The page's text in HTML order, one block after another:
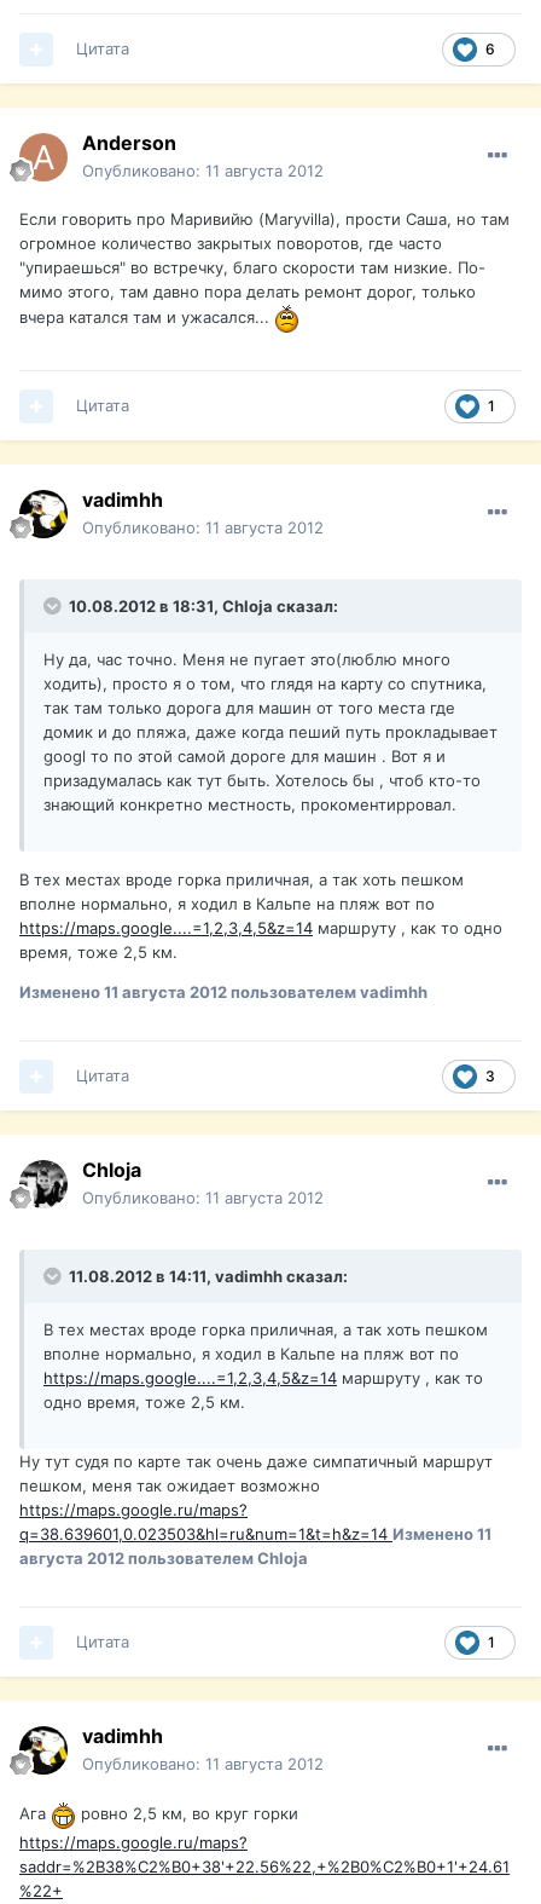
6
Цитата
Anderson
Опубликовано: 11 августа 2012
Если говорить про Маривийю (Maryvilla), прости Саша, но там
огромное количество закрытых поворотов, где часто
"упираешься" во встречку, благо скорости там низкие. По-
мимо этого, там давно пора делать ремонт дорог, только
вчера катался там и ужасался...
1
Цитата
vadimhh
Опубликовано: 11 августа 2012
10.08.2012 в 18:31, Chloja сказал:
Ну да, час точно. Меня не пугает это(люблю много
ходить), просто я о том, что глядя на карту со спутника,
так там только дорога для машин от того места где
домик и до пляжа, даже когда пеший путь прокладывает
googl то по этой самой дороге для машин . Вот я и
призадумалась как тут быть. Хотелось бы , чтоб кто-то
знающий конкретно местность, прокоментирровал.
В тех местах вроде горка приличная, а так хоть пешком
вполне нормально, я ходил в Кальпе на пляж вот по
https://maps.google....=1,2,3,4,5&z=14 маршруту , как то одно
время, тоже 2,5 км.
Изменено11 августа 2012пользователем vadimhh
3
Цитата
Chloja
Опубликовано: 11 августа 2012
11.08.2012 в 14:11, vadimhh сказал:
В тех местах вроде горка приличная, а так хоть пешком
вполне нормально, я ходил в Кальпе на пляж вот по
https://maps.google....=1,2,3,4,5&z=14 маршруту , как то
одно время, тоже 2,5 км.
Ну тут судя по карте так очень даже симпатичный маршрут
пешком, меня так ожидает возможно
https://maps.google.ru/maps?
q=38.639601,0.023503&hl=ru&num=1&t=h&z=14 Изменено11
августа 2012пользователем Chloja
1
Цитата
vadimhh
Опубликовано: 11 августа 2012
Ага
ровно 2,5 км, во круг горки
https://maps.google.ru/maps?
saddr=%2B38%C2%B0+38'+22.56%22,+%2B0%C2%B0+1'+24.61
%22+